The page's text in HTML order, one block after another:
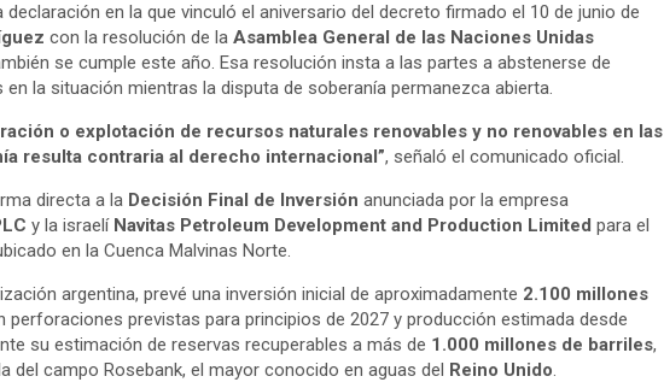
declaración en la que vinculó el aniversario del decreto firmado el 10 de junio de
con la resolución de la Asamblea General de las Naciones Unidas
se cumple este año. Esa resolución insta a las partes a abstenerse de
la situación mientras la disputa de soberanía permanezca abierta.
o explotación de recursos naturales renovables y no renovables en las
resulta contraria al derecho internacional”, señaló el comunicado oficial.
directa a la Decisión Final de Inversión anunciada por la empresa
y la israelí Navitas Petroleum Development and Production Limited para el
en la Cuenca Malvinas Norte.
argentina, prevé una inversión inicial de aproximadamente 2.100 millones
perforaciones previstas para principios de 2027 y producción estimada desde
su estimación de reservas recuperables a más de 1.000 millones de barriles,
del campo Rosebank, el mayor conocido en aguas del Reino Unido.